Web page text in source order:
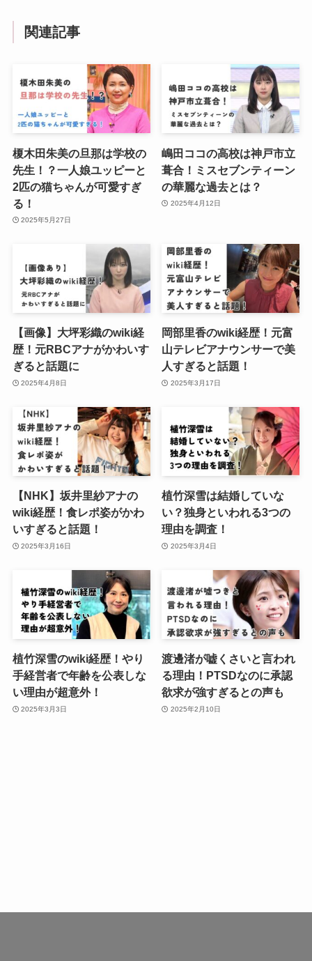
関連記事
榎木田朱美の旦那は学校の
先生！？一人娘ユッピーと
2匹の猫ちゃんが可愛すぎ
る！
2025年5月27日
嶋田ココの高校は神戸市立
葺合！ミスセブンティーン
の華麗な過去とは？
2025年4月12日
【画像】大坪彩織のwiki経
歴！元RBCアナがかわいす
ぎると話題に
2025年4月8日
岡部里香のwiki経歴！元富
山テレビアナウンサーで美
人すぎると話題！
2025年3月17日
【NHK】坂井里紗アナの
wiki経歴！食レポ姿がかわ
いすぎると話題！
2025年3月16日
植竹深雪は結婚していな
い？独身といわれる3つの
理由を調査！
2025年3月4日
植竹深雪のwiki経歴！やり
手経営者で年齢を公表しな
い理由が超意外！
2025年3月3日
渡邊渚が嘘くさいと言われ
る理由！PTSDなのに承認
欲求が強すぎるとの声も
2025年2月10日